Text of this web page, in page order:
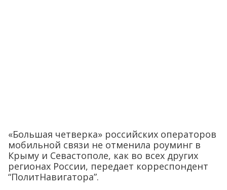
«Большая четверка» российских операторов
мобильной связи не отменила роуминг в
Крыму и Севастополе, как во всех других
регионах России, передает корреспондент
“ПолитНавигатора”.